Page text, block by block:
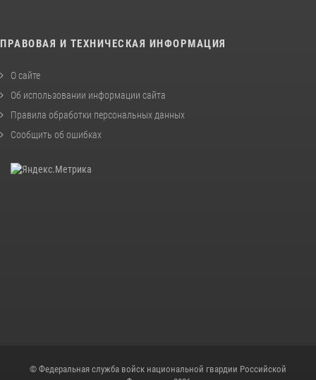
ПРАВОВАЯ И ТЕХНИЧЕСКАЯ ИНФОРМАЦИЯ
О сайте
Об использовании информации сайта
Правила обработки персональных данных
Сообщить об ошибках
© Федеральная служба войск национальной гвардии Российской